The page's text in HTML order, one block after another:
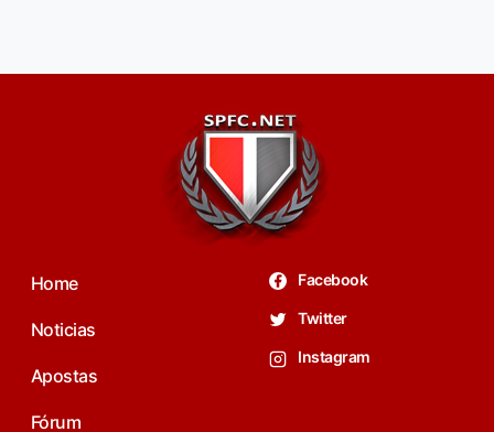
Home
Noticias
Apostas
Fórum
Facebook
Twitter
Instagram